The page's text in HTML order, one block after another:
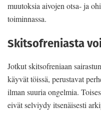
muutoksia aivojen otsa- ja
toiminnassa.
Skitsofreniasta
Jotkut skitsofreniaan
käyvät töissä, perustavat
ilman suuria ongelmia.
eivät selviydy itsenäisesti